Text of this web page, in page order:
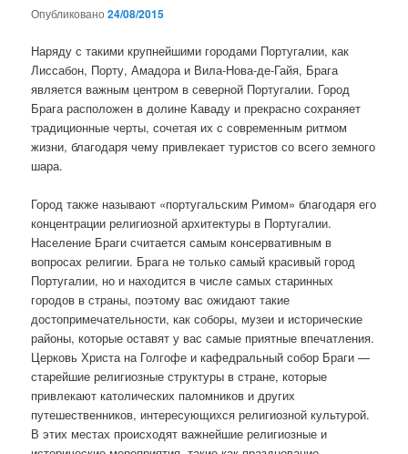
Опубликовано24/08/2015
Наряду с такими крупнейшими городами Португалии, как
Лиссабон, Порту, Амадора и Вила-Нова-де-Гайя, Брага
является важным центром в северной Португалии. Город
Брага расположен в долине Каваду и прекрасно сохраняет
традиционные черты, сочетая их с современным ритмом
жизни, благодаря чему привлекает туристов со всего земного
шара.
Город также называют «португальским Римом» благодаря его
концентрации религиозной архитектуры в Португалии.
Население Браги считается самым консервативным в
вопросах религии. Брага не только самый красивый город
Португалии, но и находится в числе самых старинных
городов в страны, поэтому вас ожидают такие
достопримечательности, как соборы, музеи и исторические
районы, которые оставят у вас самые приятные впечатления.
Церковь Христа на Голгофе и кафедральный собор Браги —
старейшие религиозные структуры в стране, которые
привлекают католических паломников и других
путешественников, интересующихся религиозной культурой.
В этих местах происходят важнейшие религиозные и